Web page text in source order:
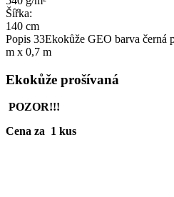
Šířka:
140 cm
Popis 33Ekokůže GEO barva černá
m x 0,7 m
Ekokůže prošívaná
POZOR!!!
Cena za 1 kus